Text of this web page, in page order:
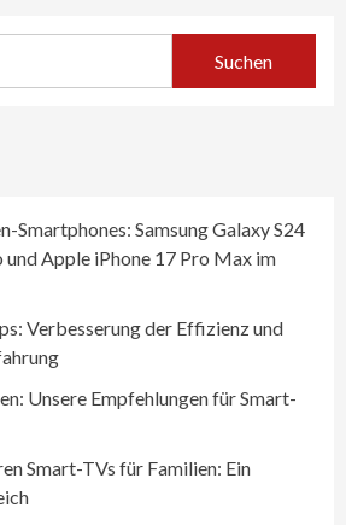
Suchen
Smartphones: Samsung Galaxy S24
Apple iPhone 17 Pro Max im
Verbesserung der Effizienz und
Unsere Empfehlungen für Smart-
Smart-TVs für Familien: Ein